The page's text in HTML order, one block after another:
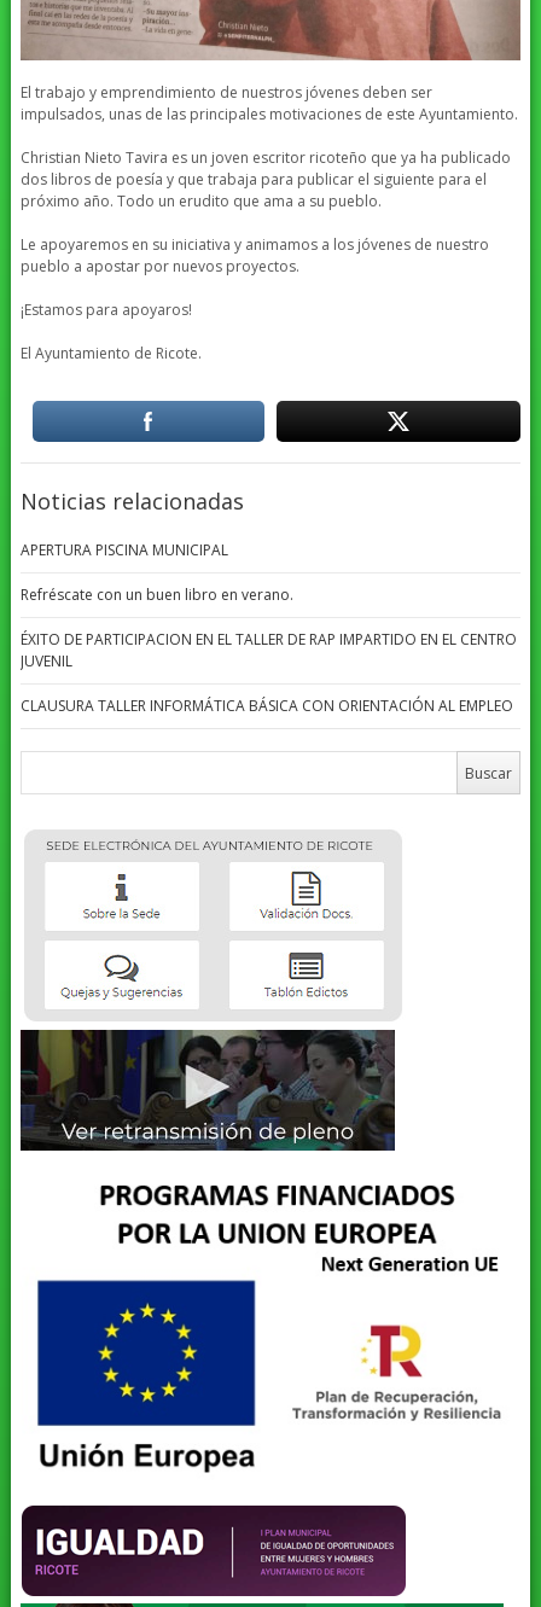
El trabajo y emprendimiento de nuestros jóvenes deben ser
impulsados, unas de las principales motivaciones de este Ayuntamiento.
Christian Nieto Tavira es un joven escritor ricoteño que ya ha publicado
dos libros de poesía y que trabaja para publicar el siguiente para el
próximo año. Todo un erudito que ama a su pueblo.
Le apoyaremos en su iniciativa y animamos a los jóvenes de nuestro
pueblo a apostar por nuevos proyectos.
¡Estamos para apoyaros!
El Ayuntamiento de Ricote.
Noticias relacionadas
APERTURA PISCINA MUNICIPAL
Refréscate con un buen libro en verano.
ÉXITO DE PARTICIPACION EN EL TALLER DE RAP IMPARTIDO EN EL CENTRO
JUVENIL
CLAUSURA TALLER INFORMÁTICA BÁSICA CON ORIENTACIÓN AL EMPLEO